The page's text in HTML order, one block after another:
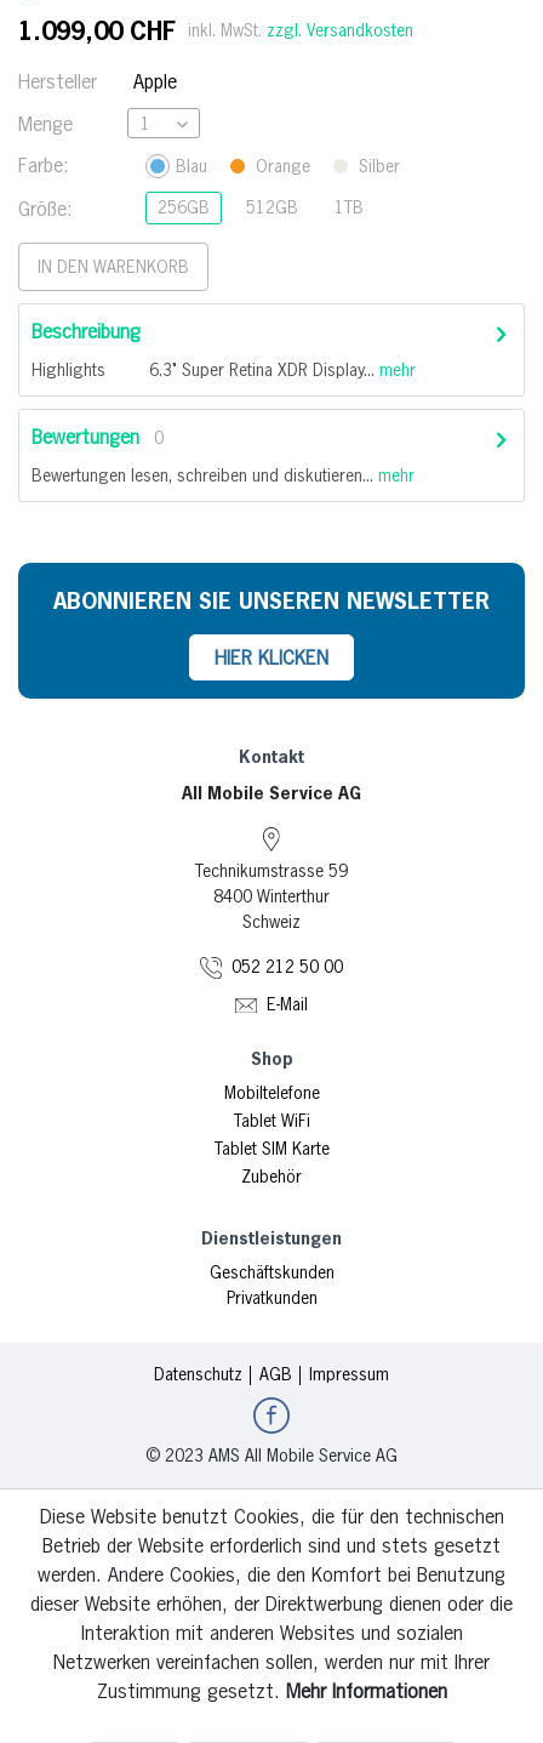
1.099,00 CHF inkl. MwSt. zzgl. Versandkosten
Hersteller
Apple
Menge
Farbe:
Blau Orange Silber
Größe: 256GB 512GB 1TB
IN DEN WARENKORB
Beschreibung
Highlights 6.3" Super Retina XDR Dis­play... mehr
das 48 MP Sensoren und einen 8x optischen Zoom
während iOS 26 ein magisches Benutzererlebnis bietet.
flexiblen und sicheren eSIM-Technologie. Profitieren
256 GB
48 MP
2622 X 1209 px
6.3 inch
149.6 X 71.5 X 8.2 mm
Bewertungen
0
Bewertungen lesen, schreiben und diskutieren... mehr
ABONNIEREN SIE UNSEREN NEWSLETTER
HIER KLICKEN
Kontakt
All Mobile Service AG
Technikumstrasse 59
8400 Winterthur
Schweiz
052 212 50 00
E-Mail
Shop
Mobiltelefone
Tablet WiFi
Tablet SIM Karte
Zubehör
Dienstleistungen
Geschäftskunden
Privatkunden
Datenschutz AGB Impressum
© 2023 AMS All Mobile Service AG
Diese Website benutzt Cookies, die für den technischen
Betrieb der Website erforderlich sind und stets gesetzt
werden. Andere Cookies, die den Komfort bei Benutzung
dieser Website erhöhen, der Direktwerbung dienen oder die
Interaktion mit anderen Websites und sozialen
Netzwerken vereinfachen sollen, werden nur mit Ihrer
Zustimmung gesetzt. Mehr Informationen